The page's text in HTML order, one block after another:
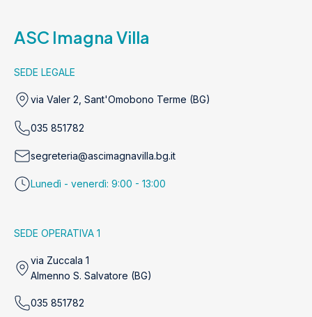
ASC Imagna Villa
SEDE LEGALE
via Valer 2, Sant'Omobono Terme (BG)
035 851782
segreteria@ascimagnavilla.bg.it
Lunedì - venerdì: 9:00 - 13:00
SEDE OPERATIVA 1
via Zuccala 1
Almenno S. Salvatore (BG)
035 851782